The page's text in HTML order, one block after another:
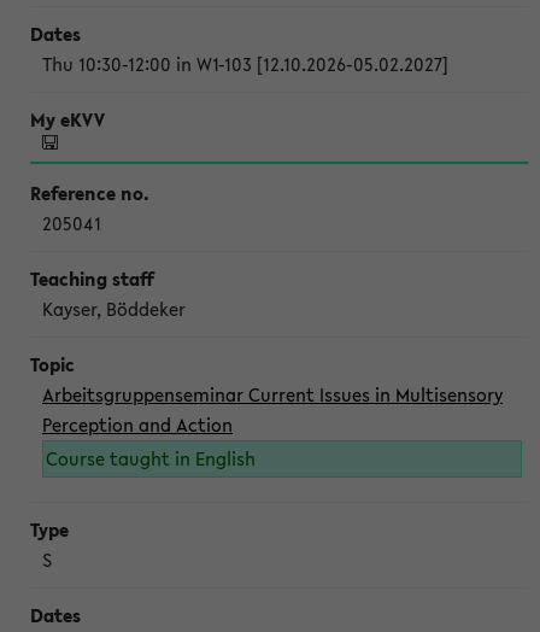
Thu 10:30-12:00 in W1-103 [12.10.2026-05.02.2027]
205041
Kayser, Böddeker
Arbeitsgruppenseminar Current Issues in Multisensory
Perception and Action
Course taught in English
S